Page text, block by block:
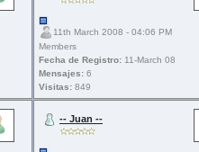
11th March 2008 - 04:06 PM
Members
Fecha de Registro: 11-March 08
Mensajes: 6
Visitas: 849
-- Juan --